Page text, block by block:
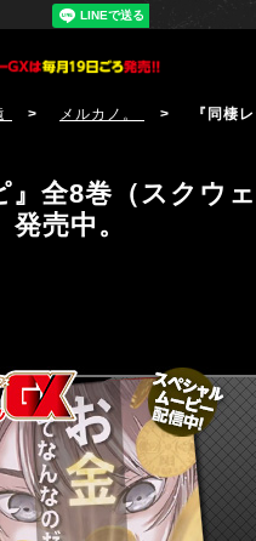
> メルカノ。 > 『同棲レ
』全8巻（スクウ
売中。